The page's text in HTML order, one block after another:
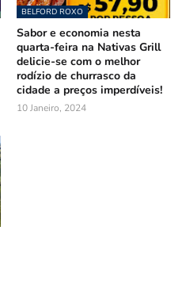
BELFORD ROXO
Sabor e economia nesta
quarta-feira na Nativas Grill
delicie-se com o melhor
rodízio de churrasco da
cidade a preços imperdíveis!
10 Janeiro, 2024